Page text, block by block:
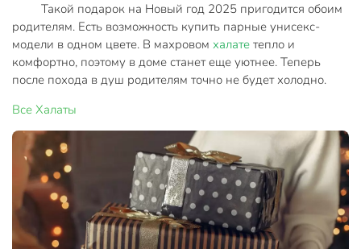
Такой подарок на Новый год 2025 пригодится обоим
родителям. Есть возможность купить парные унисекс-
модели в одном цвете. В махровом халате тепло и
комфортно, поэтому в доме станет еще уютнее. Теперь
после похода в душ родителям точно не будет холодно.
Все Халаты